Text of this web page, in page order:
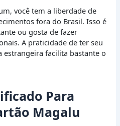
você tem a liberdade de
fora do Brasil. Isso é
ou gosta de fazer
A praticidade de ter seu
facilita bastante o
Para
Magalu